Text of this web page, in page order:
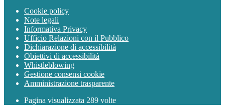
Cookie policy
Note legali
Informativa Privacy
Ufficio Relazioni con il Pubblico
Dichiarazione di accessibilità
Obiettivi di accessibilità
Whistleblowing
Gestione consensi cookie
Amministrazione trasparente
Pagina visualizzata 289 volte